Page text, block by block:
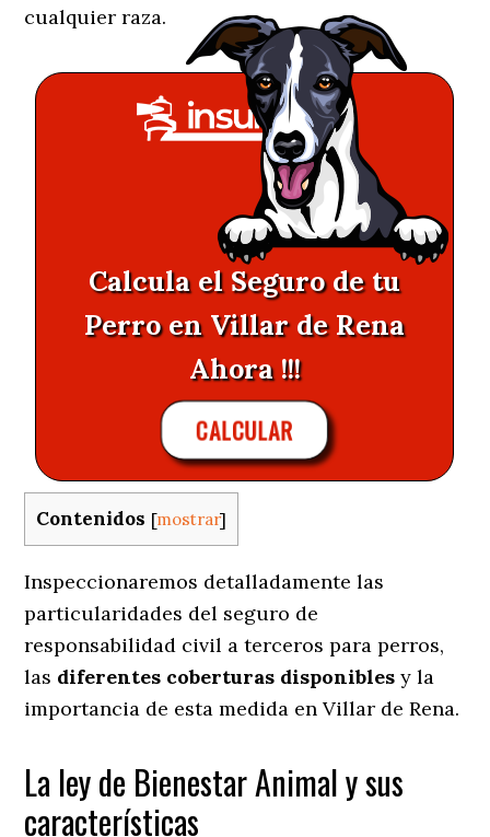
cualquier raza.
Calcula el Seguro de tu
Perro en Villar de Rena
Ahora !!!
CALCULAR
Contenidos [mostrar]
Inspeccionaremos detalladamente las
particularidades del seguro de
responsabilidad civil a terceros para perros,
las diferentes coberturas disponibles y la
importancia de esta medida en Villar de Rena.
La ley de Bienestar Animal y sus
características